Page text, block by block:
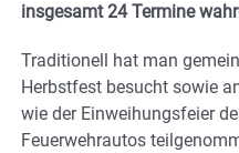
insgesamt 24 Termine
Traditionell hat man
Herbstfest besucht sowie
wie der Einweihungsfeier
Feuerwehrautos